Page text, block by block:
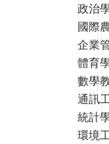
政治
國際
企業
體育
數學
通訊
統計
環境